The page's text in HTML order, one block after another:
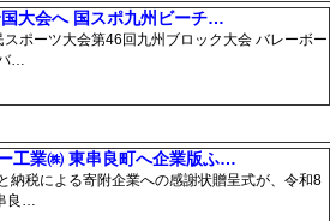
大会へ 国スポ九州ビーチ…
ポーツ大会第46回九州ブロック大会 バレーボー
…
工業㈱ 東串良町へ企業版ふ…
納税による寄附企業への感謝状贈呈式が、令和8
良…